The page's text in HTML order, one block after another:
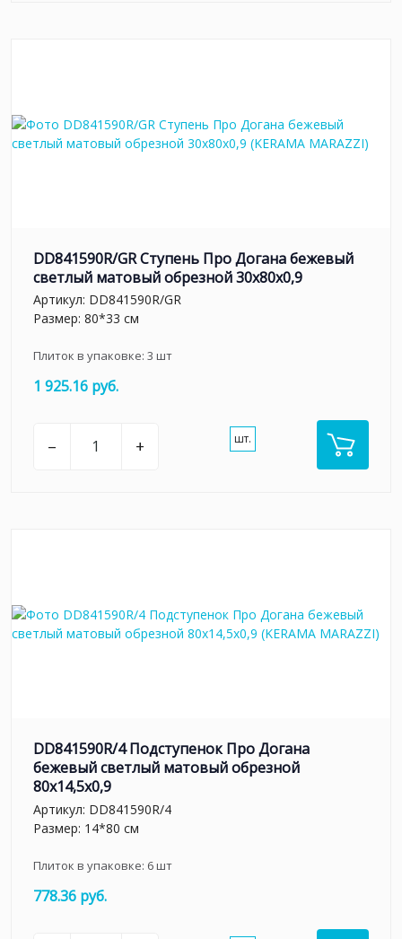
DD841590R/GR Ступень Про Догана бежевый
светлый матовый обрезной 30x80x0,9
Артикул: DD841590R/GR
Размер: 80*33 см
Плиток в упаковке: 3 шт
1 925.16 руб.
– + шт.
DD841590R/4 Подступенок Про Догана
бежевый светлый матовый обрезной
80x14,5x0,9
Артикул: DD841590R/4
Размер: 14*80 см
Плиток в упаковке: 6шт
778.36 руб.